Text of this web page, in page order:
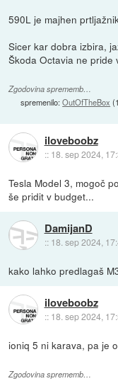
590L je majhen
Sicer kar dobra izbira,
Škoda Octavia ne pride
Zgodovina sprememb…
spremenilo:OutOfTheBox (
iloveboobz
:: 18. sep 2024,
Tesla Model 3, mogoč
še pridit v budget...
DamijanD
:: 18. sep 2024,
kako lahko predlagaš
iloveboobz
:: 18. sep 2024,
ioniq 5 ni karava, pa je
Zgodovina sprememb…